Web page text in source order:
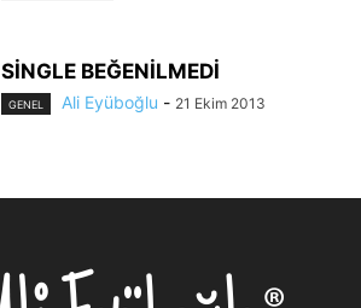
SİNGLE BEĞENİLMEDİ
GENEL Ali Eyüboğlu - 21 Ekim 2013